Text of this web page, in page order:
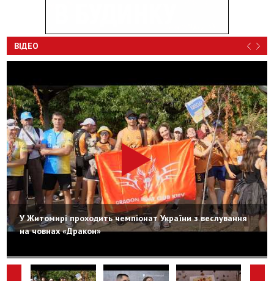
ВІДЕО
У Житомирі проходить чемпіонат України з веслування
на човнах «Дракон»